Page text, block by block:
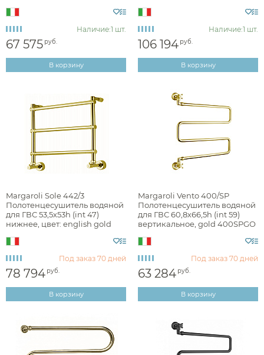
Наличие:1 шт.
67 575 руб.
В корзину
Наличие:1 шт.
106 194 руб.
В корзину
Margaroli Sole 442/3
Полотенцесушитель водяной
для ГВС 53,5х53h (int 47)
нижнее, цвет: english gold
Под заказ 70 дней
78 794 руб.
В корзину
Margaroli Vento 400/SP
Полотенцесушитель водяной
для ГВС 60,8х66,5h (int 59)
вертикальное, gold 400SPGO
Под заказ 70 дней
63 284 руб.
В корзину